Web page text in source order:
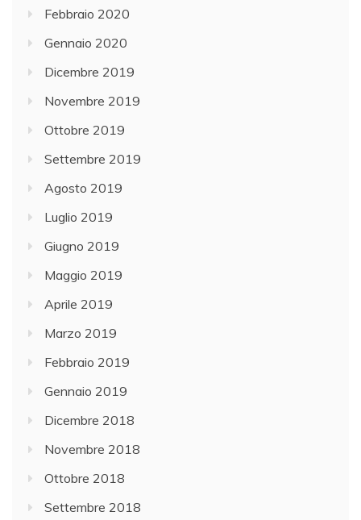
Febbraio 2020
Gennaio 2020
Dicembre 2019
Novembre 2019
Ottobre 2019
Settembre 2019
Agosto 2019
Luglio 2019
Giugno 2019
Maggio 2019
Aprile 2019
Marzo 2019
Febbraio 2019
Gennaio 2019
Dicembre 2018
Novembre 2018
Ottobre 2018
Settembre 2018